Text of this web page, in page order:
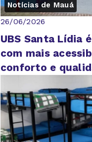
Notícias de Mauá
26/06/2026
UBS Santa Lídia
com mais
conforto e